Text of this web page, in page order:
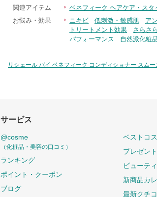
関連アイテム ベネフィーク ヘアケア・スタ
お悩み・効果
ニキビ 低刺激・敏感肌 ア
トリートメント効果
さらさら
パフォーマンス
自然派化粧
リシェール バイ ベネフィーク コンディショナー スムー
サービス
@cosme
（化粧品・美容の口コミ）
ランキング
ポイント・クーポン
ブログ
ベストコ
プレゼント
ビューテ
新商品カ
最新クチ